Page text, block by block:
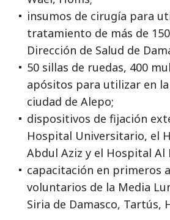
insumos de cirugía para
tratamiento de más de
Dirección de Salud de
50 sillas de ruedas, 400
apósitos para utilizar en
ciudad de Alepo;
dispositivos de fijación
Hospital Universitario, el
Abdul Aziz y el Hospital Al
capacitación en primeros
voluntarios de la Media
Siria de Damasco, Tartús,